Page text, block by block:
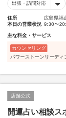
出張・訪問対応
住所
広島県福
本日の営業状況 9:30〜
主な料金・サービス
カウンセリング
パワーストーンリーディ
店舗公式
開運占い相談ス